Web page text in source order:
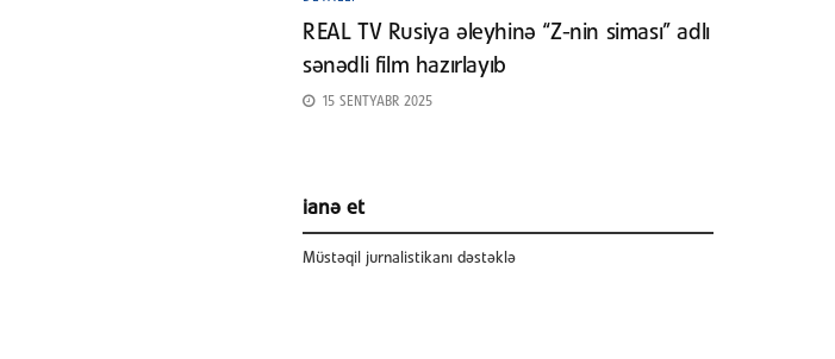
REAL TV Rusiya əleyhinə “Z-nin siması” adlı
sənədli film hazırlayıb
15 SENTYABR 2025
ianə et
Müstəqil jurnalistikanı dəstəklə